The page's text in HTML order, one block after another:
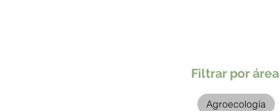
Filtrar por
Agroecología